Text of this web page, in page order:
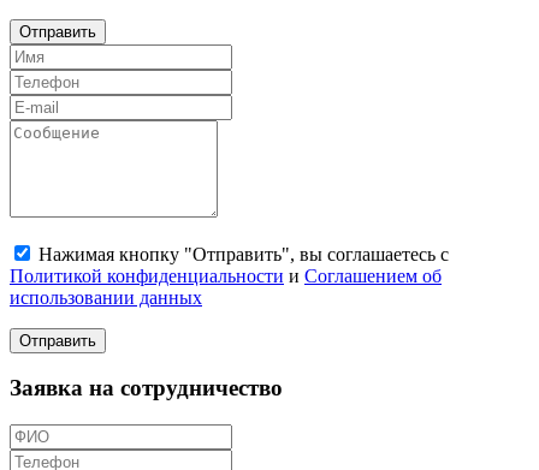
Отправить
Нажимая кнопку "Отправить", вы соглашаетесь с
Политикой конфиденциальности и Соглашением об
использовании данных
Отправить
Заявка на сотрудничество